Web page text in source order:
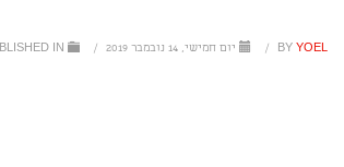
BY YOEL
/ יום חמישי, 14 נובמבר 2019 /